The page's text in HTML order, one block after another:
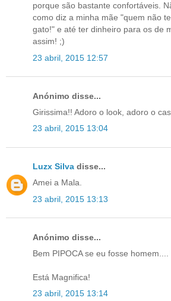
porque são bastante confortáveis.
como diz a minha mãe "quem não
gato!" e até ter dinheiro para os de
assim! ;)
23 abril, 2015 12:57
Anónimo disse...
Girissima!! Adoro o look, adoro o
23 abril, 2015 13:04
Luzx Silva disse...
Amei a Mala.
23 abril, 2015 13:13
Anónimo disse...
Bem PIPOCA se eu fosse homem....
Está Magnifica!
23 abril, 2015 13:14